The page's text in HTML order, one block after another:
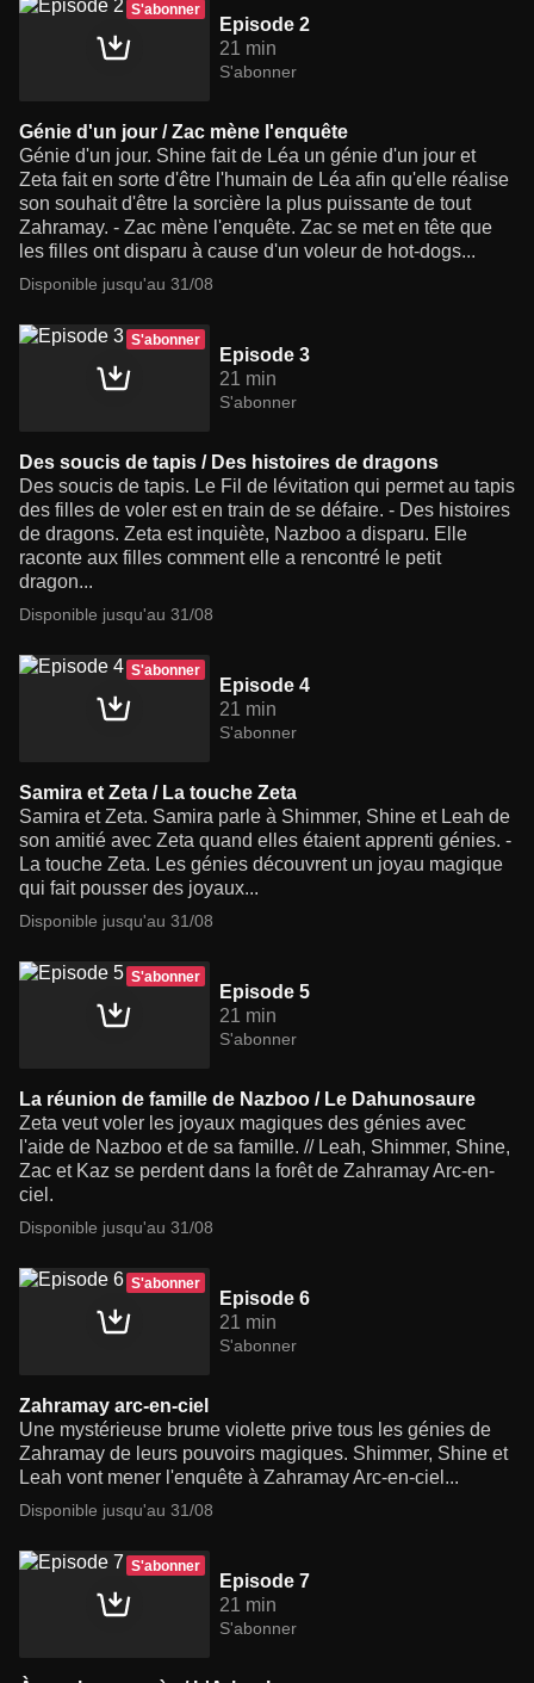
S'abonner
Episode 2
21 min
S'abonner
Génie d'un jour / Zac mène l'enquête
Génie d'un jour. Shine fait de Léa un génie d'un jour et
Zeta fait en sorte d'être l'humain de Léa afin qu'elle réalise
son souhait d'être la sorcière la plus puissante de tout
Zahramay. - Zac mène l'enquête. Zac se met en tête que
les filles ont disparu à cause d'un voleur de hot-dogs...
Disponible jusqu'au 31/08
S'abonner
Episode 3
21 min
S'abonner
Des soucis de tapis / Des histoires de dragons
Des soucis de tapis. Le Fil de lévitation qui permet au tapis
des filles de voler est en train de se défaire. - Des histoires
de dragons. Zeta est inquiète, Nazboo a disparu. Elle
raconte aux filles comment elle a rencontré le petit
dragon...
Disponible jusqu'au 31/08
S'abonner
Episode 4
21 min
S'abonner
Samira et Zeta / La touche Zeta
Samira et Zeta. Samira parle à Shimmer, Shine et Leah de
son amitié avec Zeta quand elles étaient apprenti génies. -
La touche Zeta. Les génies découvrent un joyau magique
qui fait pousser des joyaux...
Disponible jusqu'au 31/08
S'abonner
Episode 5
21 min
S'abonner
La réunion de famille de Nazboo / Le Dahunosaure
Zeta veut voler les joyaux magiques des génies avec
l'aide de Nazboo et de sa famille. // Leah, Shimmer, Shine,
Zac et Kaz se perdent dans la forêt de Zahramay Arc-en-
ciel.
Disponible jusqu'au 31/08
S'abonner
Episode 6
21 min
S'abonner
Zahramay arc-en-ciel
Une mystérieuse brume violette prive tous les génies de
Zahramay de leurs pouvoirs magiques. Shimmer, Shine et
Leah vont mener l'enquête à Zahramay Arc-en-ciel...
Disponible jusqu'au 31/08
S'abonner
Episode 7
21 min
S'abonner